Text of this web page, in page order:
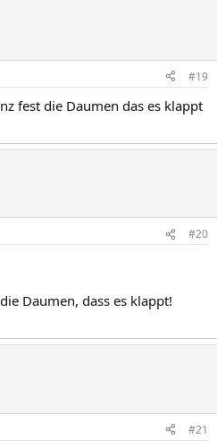
#19
fest die Daumen das es klappt
#20
Daumen, dass es klappt!
#21